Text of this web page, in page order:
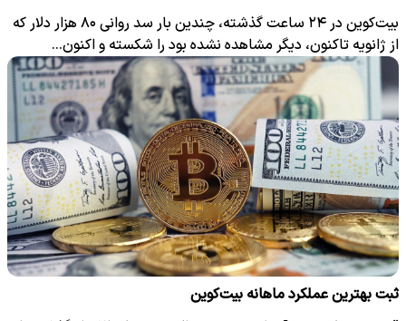
بیت‌کوین در ۲۴ ساعت گذشته، چندین بار سد روانی ۸۰ هزار دلار که
از ژانویه تاکنون، دیگر مشاهده نشده بود را شکسته و اکنون…
ثبت بهترین عملکرد ماهانه بیت‌کوین